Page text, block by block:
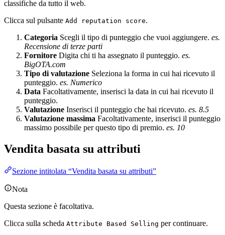
classifiche da tutto il web.
Clicca sul pulsante Add reputation score.
Categoria Scegli il tipo di punteggio che vuoi aggiungere. es.
Recensione di terze parti
Fornitore Digita chi ti ha assegnato il punteggio. es.
BigOTA.com
Tipo di valutazione Seleziona la forma in cui hai ricevuto il
punteggio. es. Numerico
Data Facoltativamente, inserisci la data in cui hai ricevuto il
punteggio.
Valutazione Inserisci il punteggio che hai ricevuto. es. 8.5
Valutazione massima Facoltativamente, inserisci il punteggio
massimo possibile per questo tipo di premio. es. 10
Vendita basata su attributi
Sezione intitolata “Vendita basata su attributi”
Nota
Questa sezione è facoltativa.
Clicca sulla scheda Attribute Based Selling per continuare.